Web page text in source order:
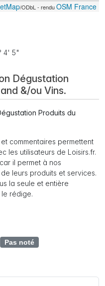
/ODbL - renduOSM France
4' 5"
Dégustation
&/ou Vins.
Produits du
commentaires permettent
les utilisateurs de Loisirs.fr.
il permet à nos
leurs produits et services.
la seule et entière
rédige.
Pas noté